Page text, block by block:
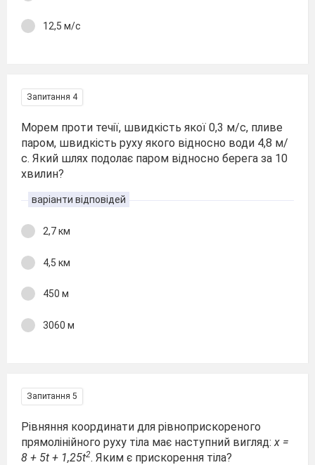
12,5 м/с
Запитання 4
Морем проти течії, швидкість якої 0,3 м/с, пливе
паром, швидкість руху якого відносно води 4,8 м/
с. Який шлях подолає паром відносно берега за 10
хвилин?
варіанти відповідей
2,7 км
4,5 км
450 м
3060 м
Запитання 5
Рівняння координати для рівноприскореного
прямолінійного руху тіла має наступний вигляд:х =
8 + 5t + 1,25t2. Яким є прискорення тіла?